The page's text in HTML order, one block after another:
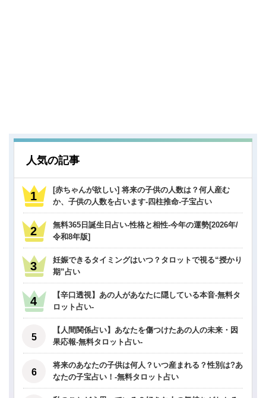
人気の記事
[赤ちゃんが欲しい] 将来の子供の人数は？何人産む
か、子供の人数を占います-四柱推命-子宝占い
無料365日誕生日占い-性格と相性-今年の運勢[2026年/
令和8年版]
妊娠できるタイミングはいつ？タロットで視る“授かり
期”占い
【辛口透視】あの人があなたに隠している本音-無料タ
ロット占い-
【人間関係占い】あなたを傷つけたあの人の未来・因
果応報-無料タロット占い-
将来のあなたの子供は何人？いつ産まれる？性別は?あ
なたの子宝占い！-無料タロット占い